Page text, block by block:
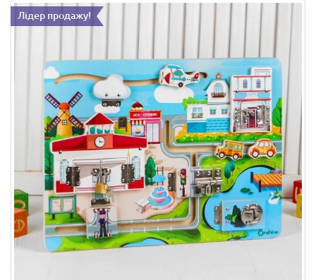
Лідер продажу!